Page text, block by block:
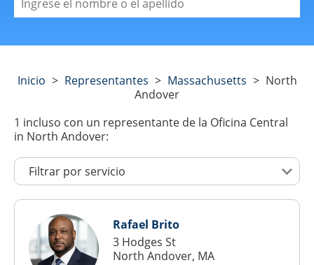
Inicio > Representantes > Massachusetts > North
Andover
1 incluso con un representante de la Oficina Central
in North Andover:
Rafael Brito
3 Hodges St
North Andover, MA